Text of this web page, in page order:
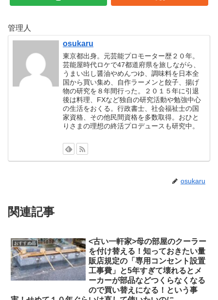
管理人
osukaru
東京都出身。元芸能プロモーター歴２０年。
芸能屋時代ロケで47都道府県を旅しながら、
うまい出し醤油やめんつゆ、調味料を日本全
国から買い集め、自作ラーメンと餃子、揚げ
物の研究を８年間行った。２０１５年に引退
後は料理、FXなど独自の研究活動や勉強中心
の生活をおくる。行政書士、社会福祉士の国
家資格、その他民間資格を多数取得。おひと
りさまの理想の終活プロデュースも研究中。
osukaru
関連記事
おすすめ品
<古い一軒家>母の部屋のクーラー
を付け替える！知っておきたい量
販店規定の「専用コンセント設置
工事費」と5年すぎて壊れるとメ
ーカーが部品などつくらなくなる
ので買い替えになる！という事